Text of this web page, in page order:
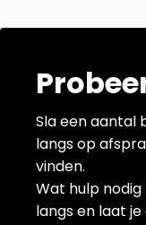
Sla een aantal
langs op
vinden.
Wat hulp nodig
langs en laat